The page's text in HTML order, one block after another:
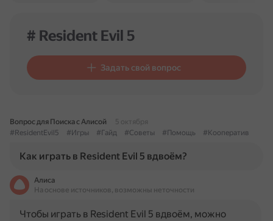
# Resident Evil 5
Задать свой вопрос
Вопрос для Поиска с Алисой
5 октября
#ResidentEvil5
#Игры #Гайд #Советы #Помощь #Кооператив
Как играть в Resident Evil 5 вдвоём?
Алиса
На основе источников, возможны неточности
Чтобы играть в Resident Evil 5 вдвоём, можно